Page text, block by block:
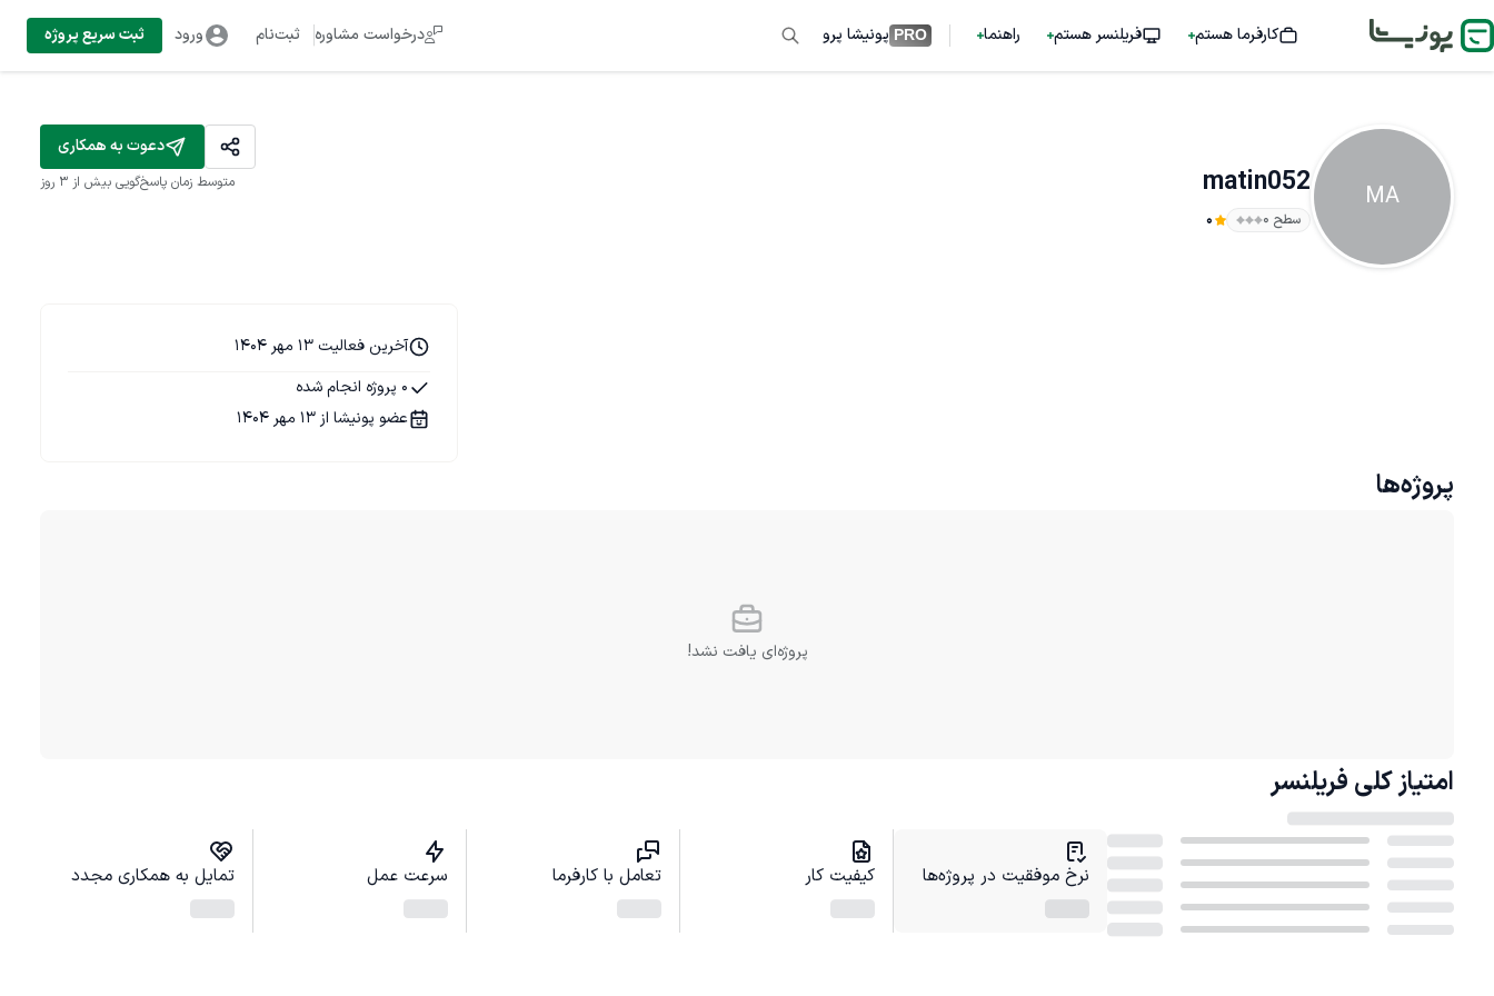
کارفرما هستم فریلنسر هستم راهنما PRO پونیشا پرو درخواست مشاوره ثبت‌نام ورود ثبت سریع پروژه
MA
matin052
سطح ۰ 0
دعوت به همکاری
متوسط زمان پاسخ‌گویی بیش از ۳ روز
آخرین فعالیت 13 مهر 1404
0 پروژه انجام شده
عضو پونیشا از 13 مهر 1404
پروژه‌ها
پروژه‌ای یافت نشد!
امتیاز کلی فریلنسر
نرخ موفقیت در پروژه‌ها کیفیت کار تعامل با کارفرما سرعت عمل تمایل به همکاری مجدد